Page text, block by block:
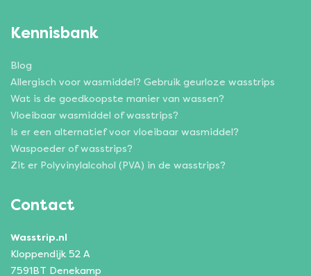
Kennisbank
Blog
Allergisch voor wasmiddel? Gebruik geurloze wasstrips
Wat is de goedkoopste manier van wassen?
Vloeibaar wasmiddel of wasstrips?
Is er een alternatief voor vloeibaar wasmiddel?
Waspoeder of wasstrips?
Zit er Polyvinylalcohol (PVA) in de wasstrips?
Contact
Wasstrip.nl
Kloppendijk 52 A
7591BT Denekamp